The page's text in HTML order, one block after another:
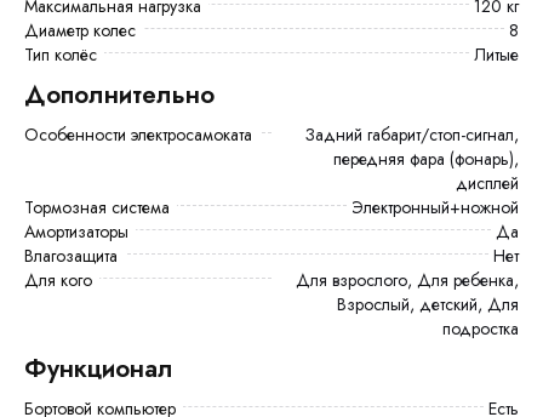
Максимальная нагрузка
120 кг
Диаметр колес
8
Тип колёс
Литые
Дополнительно
Особенности электросамоката
задний габарит/стоп-сигнал,
передняя фара (фонарь),
дисплей
Тормозная система
Электронный+ножной
Амортизаторы
Да
Влагозащита
Нет
Для кого
Для взрослого, Для ребенка,
Взрослый, детский, Для
подростка
Функционал
Бортовой компьютер есть